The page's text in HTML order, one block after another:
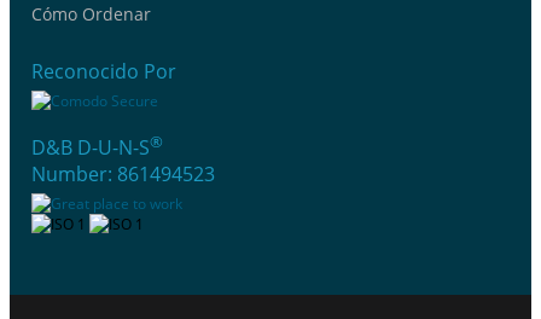
Cómo Ordenar
Reconocido Por
D&B D-U-N-S®
Number: 861494523